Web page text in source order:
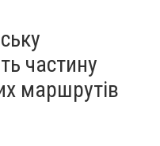
частину
маршрутів